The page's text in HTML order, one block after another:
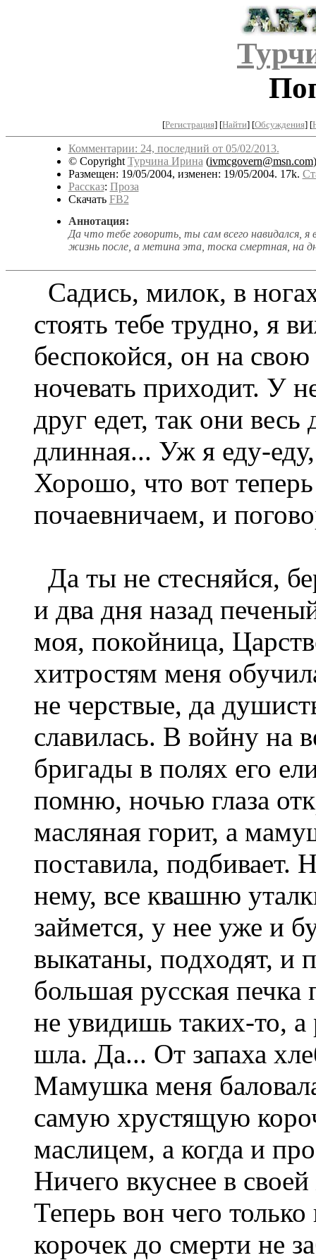
[Регистрация] [Найти] [Обсуждения] [
Комментарии: 24, последний от 05/02/2013.
© Copyright Турчина Ирина (ivmcgovern@msn.com)
Размещен: 19/05/2004, изменен: 19/05/2004. 17k.
Рассказ: Проза
Скачать FB2
Аннотация:
Да что тебе говорить, ты сам всего навидался, я
жизнь после, а метина эта, тоска смертная, на
Садись, милок, в
стоять тебе трудно, я
беспокойся, он на
ночевать приходит. У
друг едет, так они
длинная... Уж я еду-
Хорошо, что вот
почаевничаем, и
Да ты не стесняйся,
и два дня назад
моя, покойница,
хитростям меня
не черствые, да
славилась. В войну на
бригады в полях его
помню, ночью глаза
масляная горит, а
поставила, подбивает.
нему, все квашню
займется, у нее уже и
выкатаны, подходят, и
большая русская печка
не увидишь таких-то, а
шла. Да... От запаха
Мамушка меня
самую хрустящую
маслицем, а когда и
Ничего вкуснее в
Теперь вон чего
корочек до смерти не